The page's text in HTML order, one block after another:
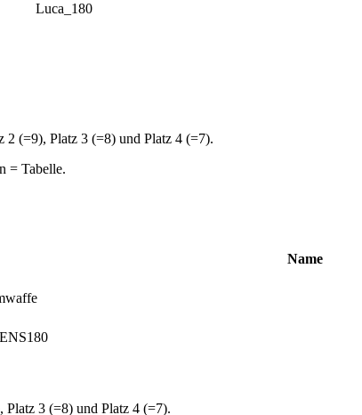
Luca_180
2 (=9), Platz 3 (=8) und Platz 4 (=7).
= Tabelle.
Name
Platz 3 (=8) und Platz 4 (=7).